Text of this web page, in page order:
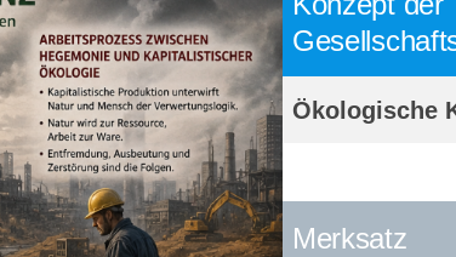
Ökologische
Merksatz